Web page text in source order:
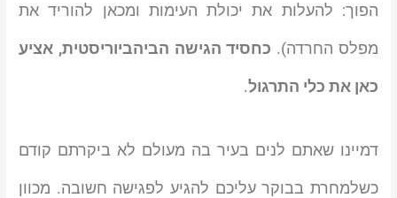
הפוך: להעלות את יכולת העימות ומכאן להוריד את
מפלס החרדה). כחסיד הגישה הביהביוריסטית, אציע
כאן את כלי התרגול.
דמיינו שאתם לנים בעיר בה מעולם לא ביקרתם קודם
כשלמחרת בבוקר עליכם להגיע לפגישה חשובה. מכוון